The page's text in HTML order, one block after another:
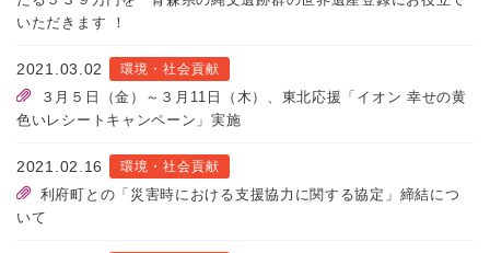
いただきます ！
2021.03.02 環境・社会貢献
３月５日（金）～３月11日（木）、東北応援「イオン 幸せの黄
色いレシートキャンペーン」実施
2021.02.16 環境・社会貢献
利府町との「災害時における支援協力に関する協定」締結につ
いて